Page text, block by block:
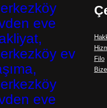
gösteren
hizmet
eve
ev
eve
Filo